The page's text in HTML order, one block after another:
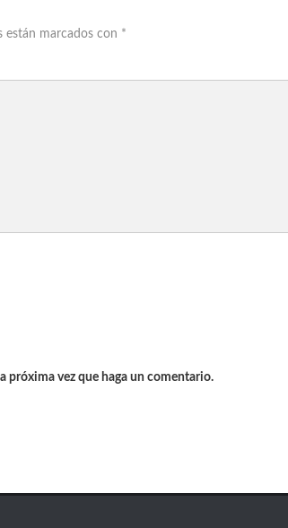
están marcados con *
próxima vez que haga un comentario.